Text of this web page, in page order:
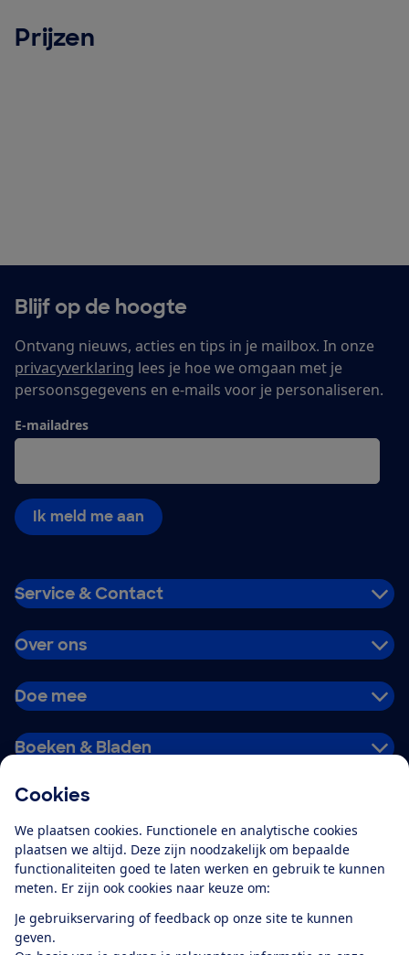
Cookies
We plaatsen cookies. Functionele en analytische cookies
plaatsen we altijd. Deze zijn noodzakelijk om bepaalde
functionaliteiten goed te laten werken en gebruik te kunnen
meten. Er zijn ook cookies naar keuze om:
Je gebruikservaring of feedback op onze site te kunnen
geven.
Prijzen
Blijf op de hoogte
Ontvang nieuws, acties en tips in je mailbox. In onze
privacyverklaring lees je hoe we omgaan met je
persoonsgegevens en e-mails voor je personaliseren.
E-mailadres
Ik meld me aan
Service & Contact
Over ons
Doe mee
Boeken & Bladen
Alles over de
app